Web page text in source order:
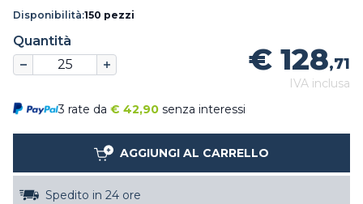
Disponibilità:150 pezzi
Quantità
€ 128,71
IVA inclusa
3 rate da € 42,90 senza interessi
AGGIUNGI AL CARRELLO
Spedito in 24 ore